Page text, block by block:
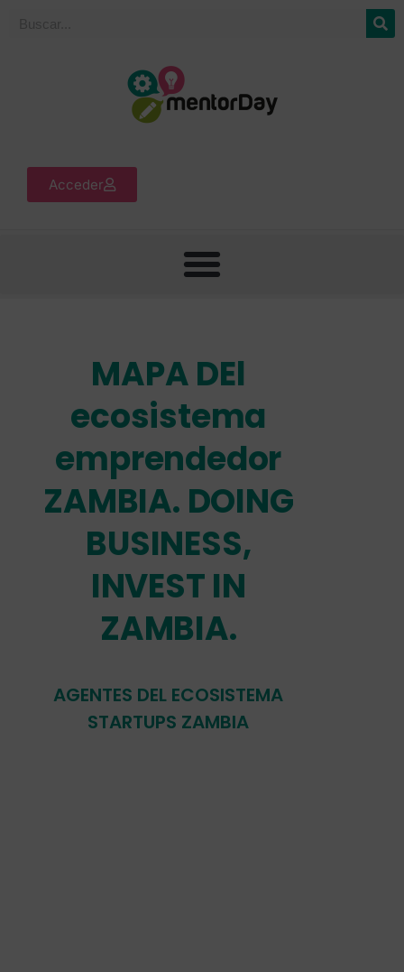
Acceder
MAPA DEl
ecosistema
emprendedor
ZAMBIA. DOING
BUSINESS,
INVEST IN
ZAMBIA.
AGENTES DEL ECOSISTEMA
STARTUPS ZAMBIA